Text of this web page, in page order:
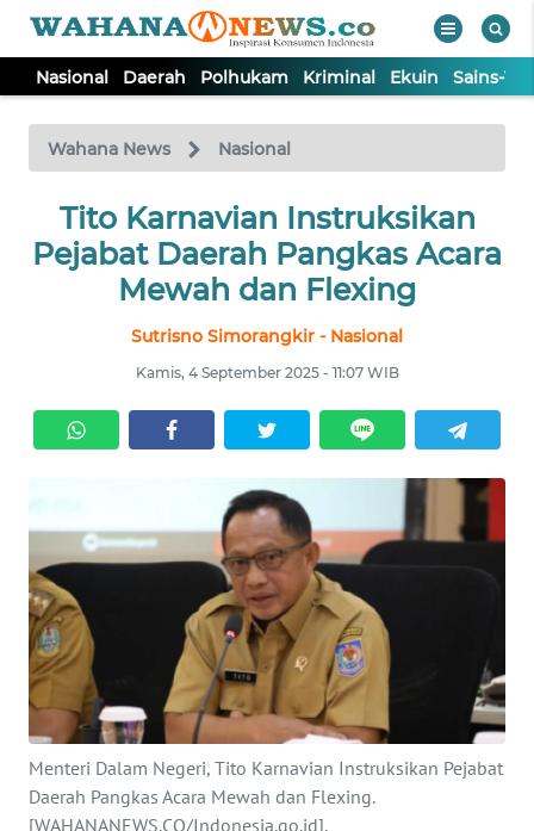
Nasional Daerah Polhukam Kriminal Ekuin Sains-
Wahana News Nasional
Tito Karnavian Instruksikan
Pejabat Daerah Pangkas Acara
Mewah dan Flexing
Sutrisno Simorangkir - Nasional
Kamis, 4 September 2025 - 11:07 WIB
Menteri Dalam Negeri, Tito Karnavian Instruksikan Pejabat
Daerah Pangkas Acara Mewah dan Flexing.
[WAHANANEWS.CO/Indonesia.go.id].
TV
Tutup
NASIONAL
KRIMINAL
SAINS-TEKNO
KESEHATAN
INTERNASIONAL
SERBA-SERBI
PENDIDIKAN